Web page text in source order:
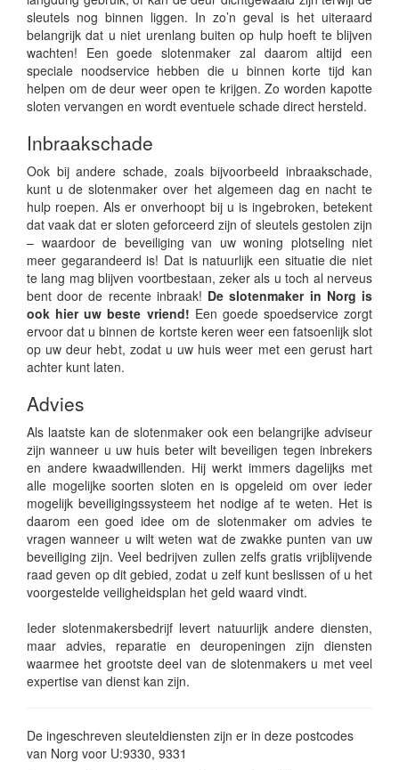
sleutels nog binnen liggen. In zo’n geval is het uiteraard
belangrijk dat u niet urenlang buiten op hulp hoeft te blijven
wachten! Een goede slotenmaker zal daarom altijd een
speciale noodservice hebben die u binnen korte tijd kan
helpen om de deur weer open te krijgen. Zo worden kapotte
sloten vervangen en wordt eventuele schade direct hersteld.
Inbraakschade
Ook bij andere schade, zoals bijvoorbeeld inbraakschade,
kunt u de slotenmaker over het algemeen dag en nacht te
hulp roepen. Als er onverhoopt bij u is ingebroken, betekent
dat vaak dat er sloten geforceerd zijn of sleutels gestolen zijn
– waardoor de beveiliging van uw woning plotseling niet
meer gegarandeerd is! Dat is natuurlijk een situatie die niet
te lang mag blijven voortbestaan, zeker als u toch al nerveus
bent door de recente inbraak! De slotenmaker in Norg is
ook hier uw beste vriend! Een goede spoedservice zorgt
ervoor dat u binnen de kortste keren weer een fatsoenlijk slot
op uw deur hebt, zodat u uw huis weer met een gerust hart
achter kunt laten.
Advies
Als laatste kan de slotenmaker ook een belangrijke adviseur
zijn wanneer u uw huis beter wilt beveiligen tegen inbrekers
en andere kwaadwillenden. Hij werkt immers dagelijks met
alle mogelijke soorten sloten en is opgeleid om over ieder
mogelijk beveiligingssysteem het nodige af te weten. Het is
daarom een goed idee om de slotenmaker om advies te
vragen wanneer u wilt weten wat de zwakke punten van uw
beveiliging zijn. Veel bedrijven zullen zelfs gratis vrijblijvende
raad geven op dit gebied, zodat u zelf kunt beslissen of u het
voorgestelde veiligheidsplan het geld waard vindt.
Ieder slotenmakersbedrijf levert natuurlijk andere diensten,
maar advies, reparatie en deuropeningen zijn diensten
waarmee het grootste deel van de slotenmakers u met veel
expertise van dienst kan zijn.
De ingeschreven sleuteldiensten zijn er in deze postcodes
van Norg voor U:9330, 9331